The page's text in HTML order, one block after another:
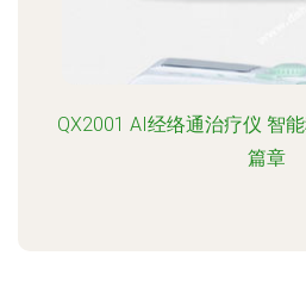
QX2001 AI经络通治疗仪 智
篇章